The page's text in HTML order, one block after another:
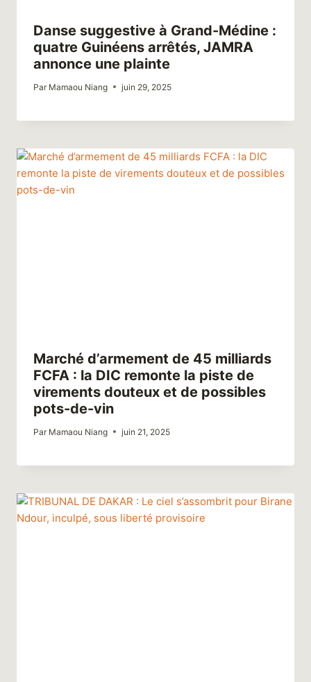
Danse suggestive à Grand-Médine :
quatre Guinéens arrêtés, JAMRA
annonce une plainte
Par Mamaou Niang juin 29, 2025
Marché d’armement de 45 milliards
FCFA : la DIC remonte la piste de
virements douteux et de possibles
pots-de-vin
Par Mamaou Niang juin 21, 2025